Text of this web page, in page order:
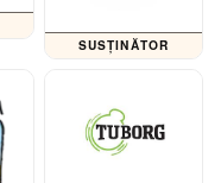
SUSȚINĂTOR